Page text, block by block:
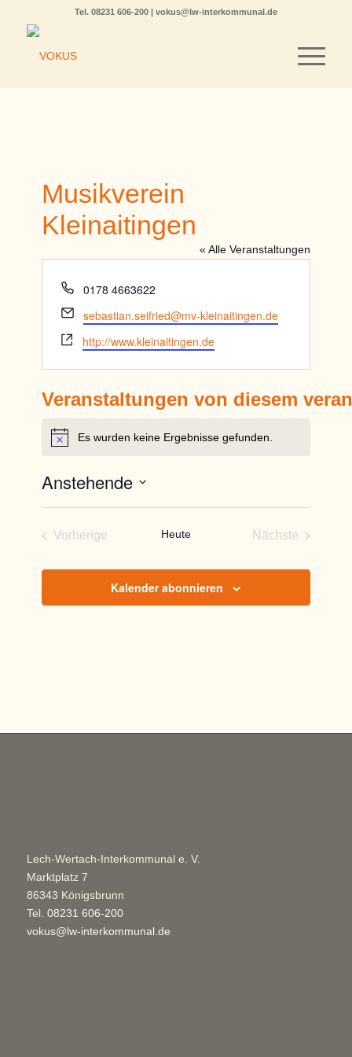
Tel. 08231 606-200 | vokus@lw-interkommunal.de
Musikverein
Kleinaitingen
« Alle Veranstaltungen
Telefon
0178 4663622
Email
sebastian.seifried@mv-kleinaitingen.de
Webseite
http://www.kleinaitingen.de
Veranstaltungen von diesem
HinweisEs wurden keine Ergebnisse gefunden.
Anstehende
Vorherige
Heute
Nächste
Kalender abonnieren
Lech-Wertach-Interkommunal e. V.
Marktplatz 7
86343 Königsbrunn
Tel. 08231 606-200
vokus@lw-interkommunal.de